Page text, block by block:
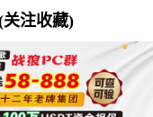
关注收藏)